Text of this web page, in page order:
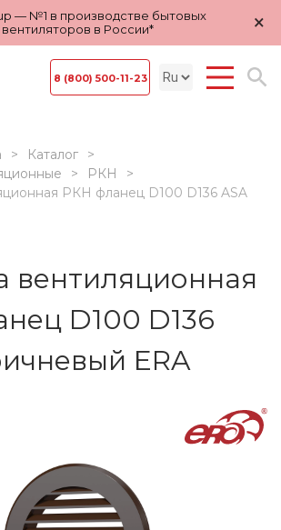
— №1 в производстве бытовых
вентиляторов в России*
×
8 (800) 500-11-23
Каталог
РКН
РКН фланец D100 D136 ASA
вентиляционная
D100 D136
ERA